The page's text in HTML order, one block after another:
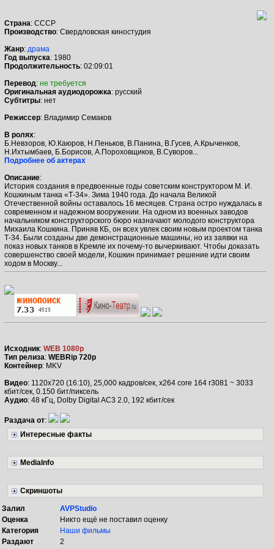
Страна: СССР
Производство: Свердловская киностудия
Жанр: драма
Год выпуска: 1980
Продолжительность: 02:09:01
Перевод: не требуется
Оригинальная аудиодорожка: русский
Cубтитры: нет
Режиссер: Владимир Семаков
В ролях:
Б.Невзоров, Ю.Каюров, Н.Пеньков, В.Панина, В.Гусев, А.Крыченков,
Н.Ихтымбаев, Б.Борисов, А.Пороховщиков, В.Суворов...
Подробнее об актерах
Описание:
История создания в предвоенные годы советским конструктором М. И.
Кошкиным танка «Т-34». Зима 1940 года. До начала Великой
Отечественной войны оставалось 16 месяцев. Страна остро нуждалась в
современном и надежном вооружении. На одном из военных заводов
начальником конструкторского бюро назначают молодого конструктора
Михаила Кошкина. Приняв КБ, он всех увлек своим новым проектом танка
Т-34. Были созданы две демонстрационные машины, но из заявки на
показ новых танков в Кремле их почему-то вычеркивают. Чтобы доказать
совершенство своей модели, Кошкин принимает решение идти своим
ходом в Москву...
Исходник: WEB 1080p
Тип релиза: WEBRip 720p
Контейнер: MKV
Видео: 1120x720 (16:10), 25,000 кадров/сек, x264 core 164 r3081 ~ 3033
кбит/сек, 0.150 бит/пиксель
Аудио: 48 кГц, Dolby Digital AC3 2.0, 192 кбит/сек
Раздача от:
Интересные факты
MediaInfo
Скриншоты
Залил
AVPStudio
Оценка
Никто ещё не поставил оценку
Категория
Наши фильмы
Раздают
2